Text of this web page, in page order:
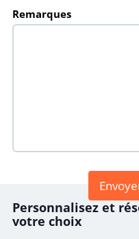
Remarques
Personnalisez et
votre choix